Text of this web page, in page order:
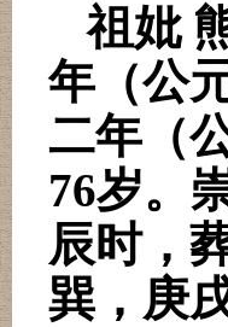
祖妣
年（公
二年（
76岁。
辰时，
巽，庚